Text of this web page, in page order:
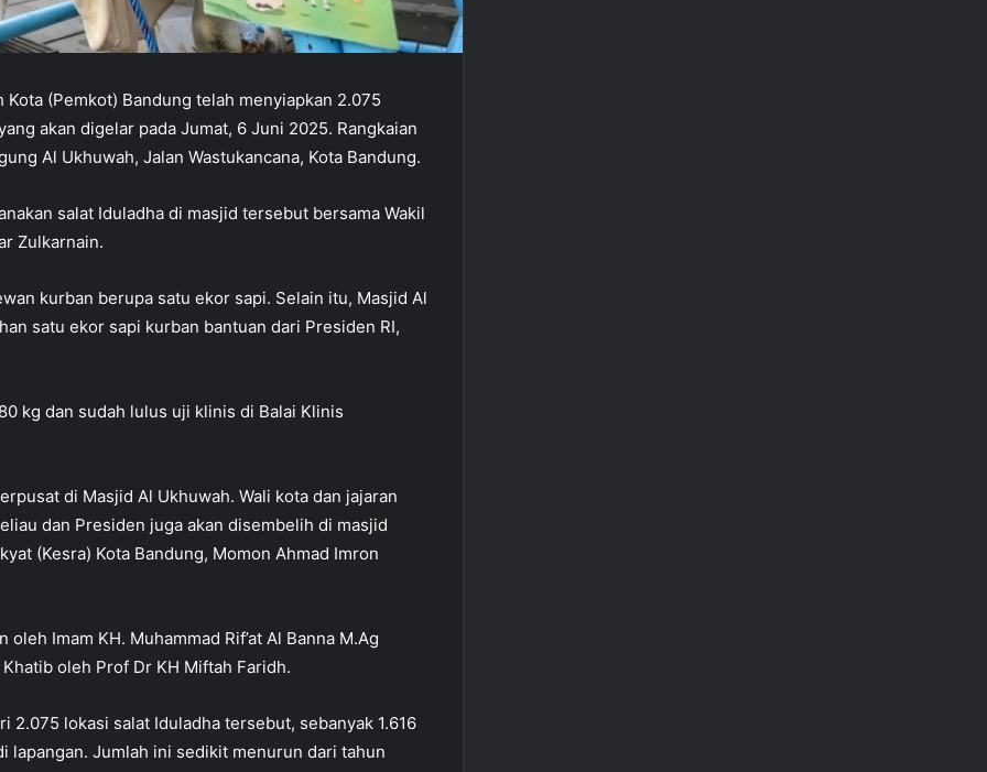
Kota (Pemkot) Bandung telah menyiapkan 2.075
akan digelar pada Jumat, 6 Juni 2025. Rangkaian
Al Ukhuwah, Jalan Wastukancana, Kota Bandung.
salat Iduladha di masjid tersebut bersama Wakil
Zulkarnain.
kurban berupa satu ekor sapi. Selain itu, Masjid Al
satu ekor sapi kurban bantuan dari Presiden RI,
kg dan sudah lulus uji klinis di Balai Klinis
di Masjid Al Ukhuwah. Wali kota dan jajaran
dan Presiden juga akan disembelih di masjid
(Kesra) Kota Bandung, Momon Ahmad Imron
Imam KH. Muhammad Rif’at Al Banna M.Ag
oleh Prof Dr KH Miftah Faridh.
2.075 lokasi salat Iduladha tersebut, sebanyak 1.616
lapangan. Jumlah ini sedikit menurun dari tahun